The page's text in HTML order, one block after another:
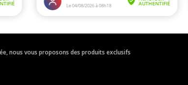
nous vous proposons des produits exclusifs